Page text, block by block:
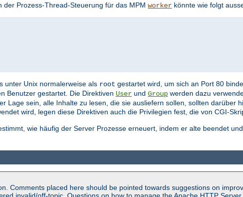
der Prozess-Thread-Steuerung für das MPM worker könnte wie folgt
unter Unix normalerweise als root gestartet wird, um sich an Port 80
Benutzer gestartet. Die Direktiven User und Group werden dazu
Lage sein, alle Inhalte zu lesen, die sie ausliefern sollen, sollten darüber
wird, legen diese Direktiven auch die Privilegien fest, die von CGI-
wie häufig der Server Prozesse erneuert, indem er alte beendet
Comments placed here should be pointed towards suggestions on